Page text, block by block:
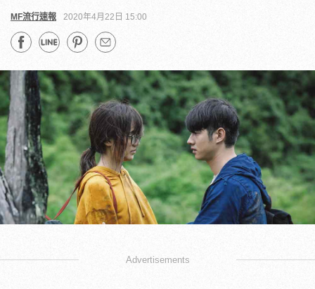
MF流行速報 2020年4月22日 15:00
Advertisements